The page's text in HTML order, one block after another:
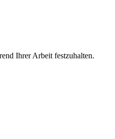
Ihrer Arbeit festzuhalten.